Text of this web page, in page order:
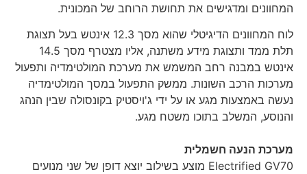
המחוונים ומדגישים את תחושת הרוחב של המכונית.
לוח המחוונים הדיגיטלי שהוא מסך 12.3 אינטש בעל תצוגת
תלת ממד ותצוגת מידע משתנה, אליו מצטרף מסך 14.5
אינטש במבנה רחב המשמש את מערכת המולטימדיה ותפעול
מערכות הרכב השונות. ממשק התפעול במסך המולטימדיה
נעשה באמצעות מגע או על ידי ג'ויסטיק בקונסולה שבין הנהג
והנוסע, המשלב בתוכו משטח מגע.
מערכת הנעה חשמלית
Electrified GV70 מוצע בשילוב יוצא דופן של שני מנועים